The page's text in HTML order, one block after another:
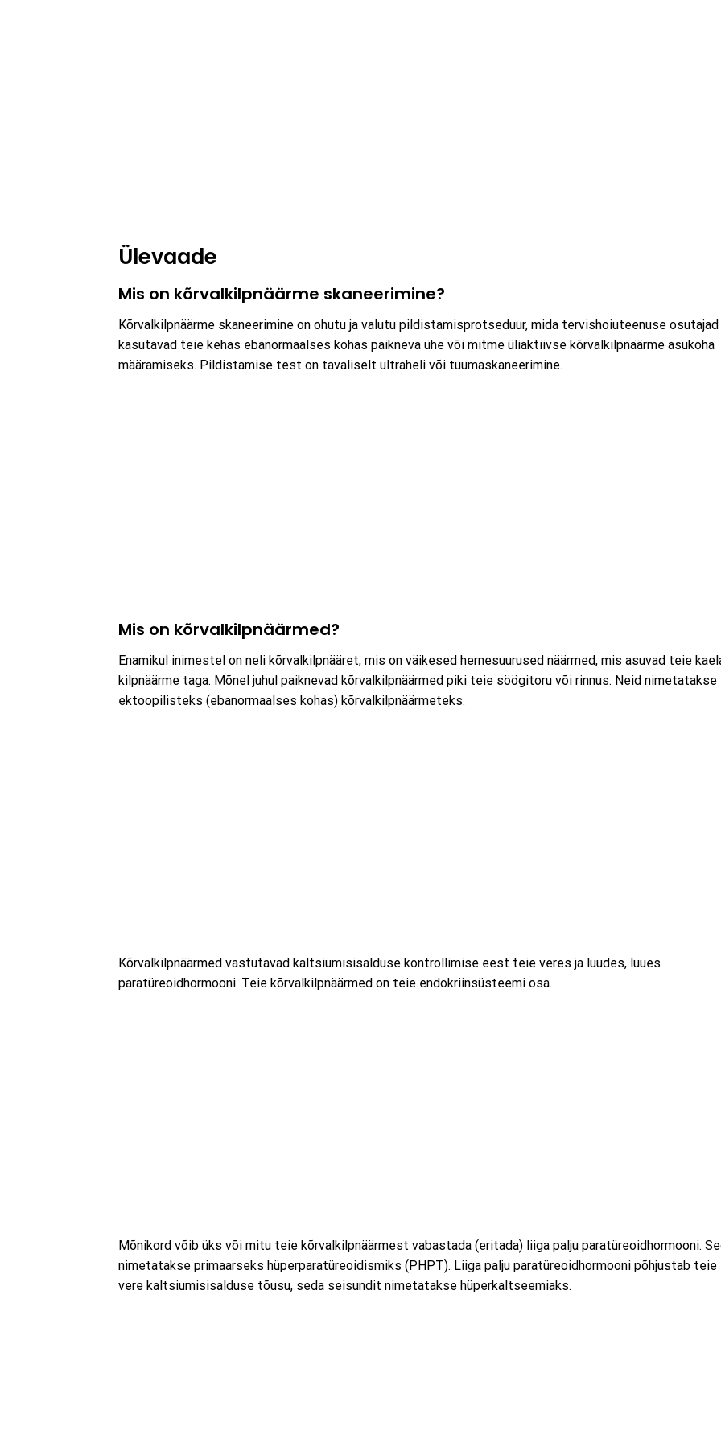
Ülevaade
Mis on kõrvalkilpnäärme skaneerimine?
Kõrvalkilpnäärme skaneerimine on ohutu ja valutu pildistamisprotseduur, mida tervishoiuteenuse osutajad
kasutavad teie kehas ebanormaalses kohas paikneva ühe või mitme üliaktiivse kõrvalkilpnäärme asukoha
määramiseks. Pildistamise test on tavaliselt ultraheli või tuumaskaneerimine.
Mis on kõrvalkilpnäärmed?
Enamikul inimestel on neli kõrvalkilpnääret, mis on väikesed hernesuurused näärmed, mis asuvad teie
kilpnäärme taga. Mõnel juhul paiknevad kõrvalkilpnäärmed piki teie söögitoru või rinnus. Neid nimetatakse
ektoopilisteks (ebanormaalses kohas) kõrvalkilpnäärmeteks.
Kõrvalkilpnäärmed vastutavad kaltsiumisisalduse kontrollimise eest teie veres ja luudes, luues
paratüreoidhormooni. Teie kõrvalkilpnäärmed on teie endokriinsüsteemi osa.
Mõnikord võib üks või mitu teie kõrvalkilpnäärmest vabastada (eritada) liiga palju paratüreoidhormooni.
nimetatakse primaarseks hüperparatüreoidismiks (PHPT). Liiga palju paratüreoidhormooni põhjustab teie
vere kaltsiumisisalduse tõusu, seda seisundit nimetatakse hüperkaltseemiaks.